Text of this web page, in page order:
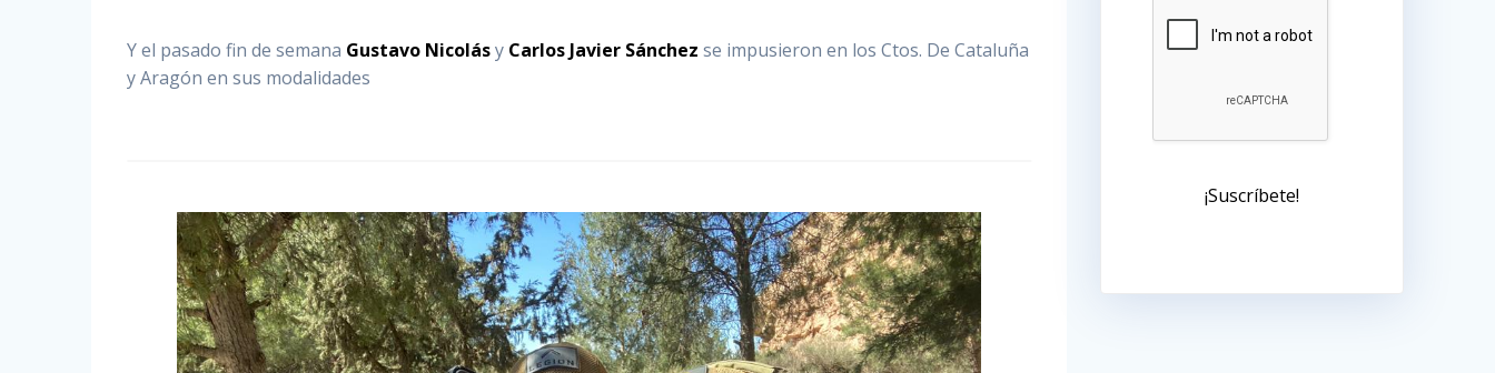
Y el pasado fin de semana Gustavo Nicolásy Carlos Javier Sánchezse impusieron en los Ctos. De Cataluña
y Aragón en sus modalidades